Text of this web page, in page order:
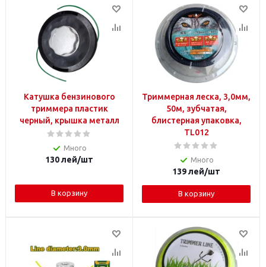
Катушка бензинового
триммера пластик
черный, крышка металл
Много
130лей/шт
В корзину
Триммерная леска, 3,0мм,
50м, зубчатая,
блистерная упаковка,
TL012
Много
139лей/шт
В корзину